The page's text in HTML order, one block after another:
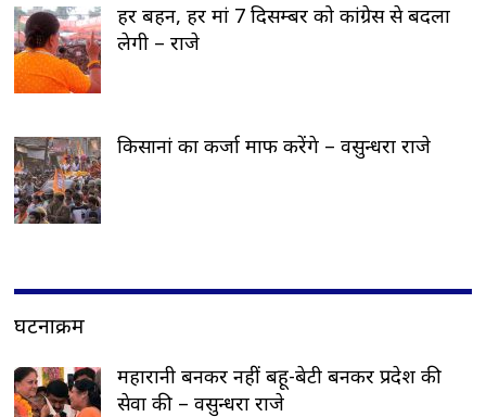
हर बहन, हर मां 7 दिसम्बर को कांग्रेस से बदला
लेगी – राजे
किसानां का कर्जा माफ करेंगे – वसुन्धरा राजे
घटनाक्रम
महारानी बनकर नहीं बहू-बेटी बनकर प्रदेश की
सेवा की – वसुन्धरा राजे